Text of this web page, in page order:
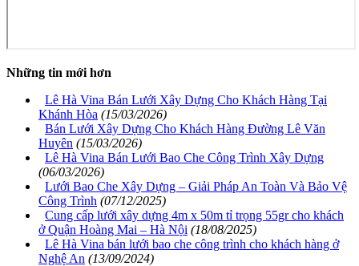
Những tin mới hơn
Lê Hà Vina Bán Lưới Xây Dựng Cho Khách Hàng Tại
Khánh Hòa (15/03/2026)
Bán Lưới Xây Dựng Cho Khách Hàng Đường Lê Văn
Huyên (15/03/2026)
Lê Hà Vina Bán Lưới Bao Che Công Trình Xây Dựng
(06/03/2026)
Lưới Bao Che Xây Dựng – Giải Pháp An Toàn Và Bảo Vệ
Công Trình (07/12/2025)
Cung cấp lưới xây dựng 4m x 50m tỉ trọng 55gr cho khách
ở Quận Hoàng Mai – Hà Nội (18/08/2025)
Lê Hà Vina bán lưới bao che công trình cho khách hàng ở
Nghệ An (13/09/2024)